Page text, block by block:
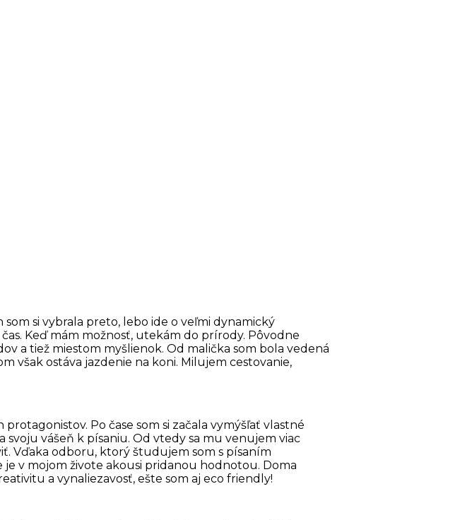
si vybrala preto, lebo ide o veľmi dynamický
Keď mám možnosť, utekám do prírody. Pôvodne
a tiež miestom myšlienok. Od malička som bola vedená
však ostáva jazdenie na koni. Milujem cestovanie,
Po čase som si začala vymýšľať vlastné
vášeň k písaniu. Od vtedy sa mu venujem viac
Vďaka odboru, ktorý študujem som s písaním
v mojom živote akousi pridanou hodnotou. Doma
a vynaliezavosť, ešte som aj eco friendly!